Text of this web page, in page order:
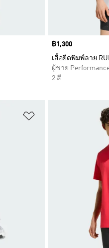
Price
฿1,300
เสื้อยืดพิมพ์ลาย
ผู้ชาย
2 สี
เพิ่มไปยังรายการสิน